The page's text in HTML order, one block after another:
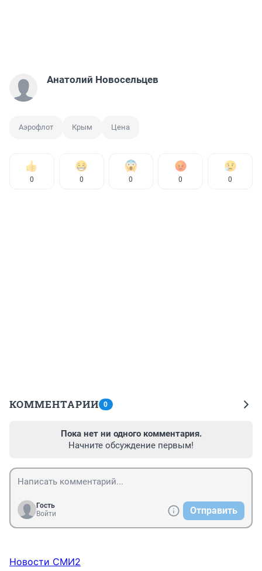
Анатолий Новосельцев
Аэрофлот Крым Цена
0 0 0 0 0
КОММЕНТАРИИ 0
Пока нет ни одного комментария.
Начните обсуждение первым!
Гость
Войти
Отправить
Новости СМИ2